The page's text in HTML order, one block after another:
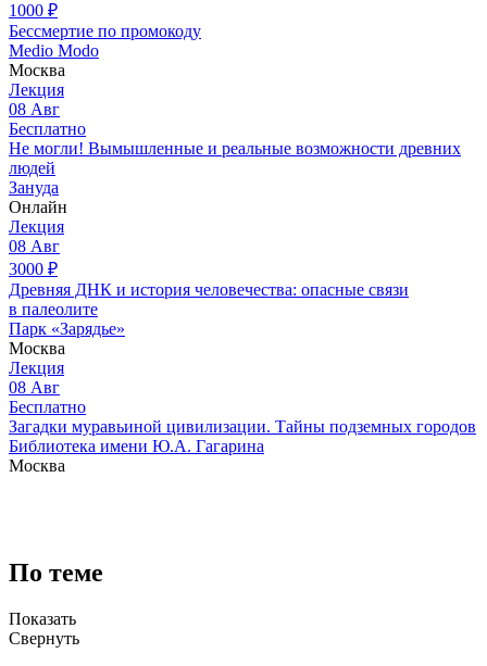
1000 ₽
Бессмертие по промокоду
Medio Modo
Москва
Лекция
08 Авг
Бесплатно
Не могли! Вымышленные и реальные возможности древних
людей
Зануда
Онлайн
Лекция
08 Авг
3000 ₽
Древняя ДНК и история человечества: опасные связи
в палеолите
Парк «Зарядье»
Москва
Лекция
08 Авг
Бесплатно
Загадки муравьиной цивилизации. Тайны подземных городов
Библиотека имени Ю.А. Гагарина
Москва
По теме
Показать
Свернуть